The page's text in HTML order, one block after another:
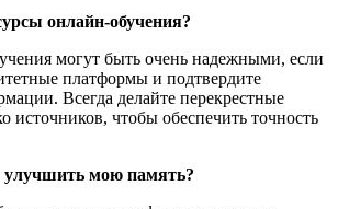
онлайн-обучения?
могут быть очень надежными, если
платформы и подтвердите
Всегда делайте перекрестные
источников, чтобы обеспечить точность
улучшить мою память?